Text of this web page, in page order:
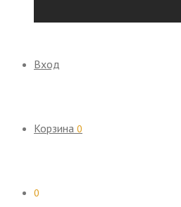
Вход
Корзина 0
0